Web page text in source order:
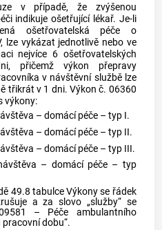
v případě, že zvýšenou
indikuje ošetřující lékař. Je-li
ošetřovatelská péče o
lze vykázat jednotlivě nebo ve
nejvíce 6 ošetřovatelských
přičemž výkon přepravy
v návštěvní službě lze
třikrát v 1 dni. Výkon č. 06360
výkony:
– domácí péče – typ I.
– domácí péče – typ II.
– domácí péče – typ III.
– domácí péče – typ
49.8 tabulce Výkony se řádek
a za slovo „služby“ se
– Péče ambulantního
dobu“.